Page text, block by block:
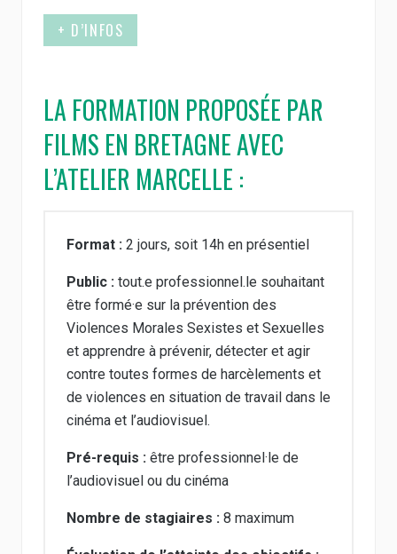
+ D’INFOS
LA FORMATION PROPOSÉE PAR
FILMS EN BRETAGNE AVEC
L’ATELIER MARCELLE :
Format : 2 jours, soit 14h en présentiel
Public : tout.e professionnel.le souhaitant
être formé·e sur la prévention des
Violences Morales Sexistes et Sexuelles
et apprendre à prévenir, détecter et agir
contre toutes formes de harcèlements et
de violences en situation de travail dans le
cinéma et l’audiovisuel.
Pré-requis : être professionnel·le de
l’audiovisuel ou du cinéma
Nombre de stagiaires : 8 maximum